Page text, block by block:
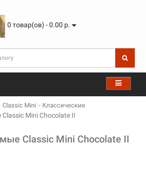
0 товар(ов) - 0.00 р.
Classic Mini Классические
Mini Chocolate II
Classic Mini Chocolate II